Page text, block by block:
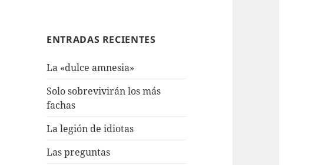
ENTRADAS RECIENTES
La «dulce amnesia»
Solo sobrevivirán los más
fachas
La legión de idiotas
Las preguntas